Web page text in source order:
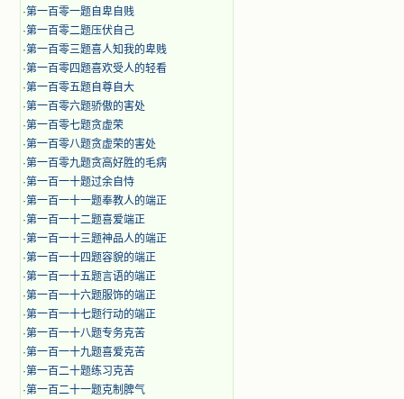
·第一百零一题自卑自贱
·第一百零二题压伏自己
·第一百零三题喜人知我的卑贱
·第一百零四题喜欢受人的轻看
·第一百零五题自尊自大
·第一百零六题骄傲的害处
·第一百零七题贪虚荣
·第一百零八题贪虚荣的害处
·第一百零九题贪高好胜的毛病
·第一百一十题过余自恃
·第一百一十一题奉教人的端正
·第一百一十二题喜爱端正
·第一百一十三题神品人的端正
·第一百一十四题容貌的端正
·第一百一十五题言语的端正
·第一百一十六题服饰的端正
·第一百一十七题行动的端正
·第一百一十八题专务克苦
·第一百一十九题喜爱克苦
·第一百二十题练习克苦
·第一百二十一题克制脾气